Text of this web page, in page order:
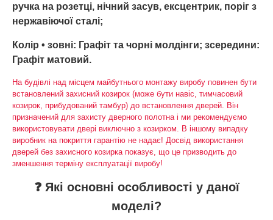
ручка на розетці, нічний засув, ексцентрик, поріг з
нержавіючої сталі;
Колір • зовні: Графіт та чорні молдінги; зсередини:
Графіт матовий.
На будівлі над місцем майбутнього монтажу виробу повинен бути
встановлений захисний козирок (може бути навіс, тимчасовий
козирок, прибудований тамбур) до встановлення дверей. Він
призначений для захисту дверного полотна і ми рекомендуємо
використовувати двері виключно з козирком. В іншому випадку
виробник на покриття гарантію не надає! Досвід використання
дверей без захисного козирка показує, що це призводить до
зменшення терміну експлуатації виробу!
❓ Які основні особливості у даної
моделі?